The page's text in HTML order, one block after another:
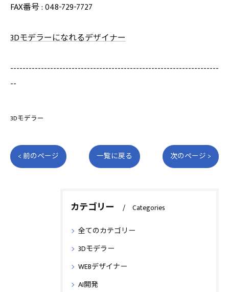
FAX番号 : 048-729-7727
3Dモデラーになれるデザイナー
--------------------------------------------------------------------
--
3Dモデラー
< 前のページ 一覧に戻る 次のページ >
カテゴリー Categories
全てのカテゴリー
3Dモデラー
WEBデザイナー
AI開発